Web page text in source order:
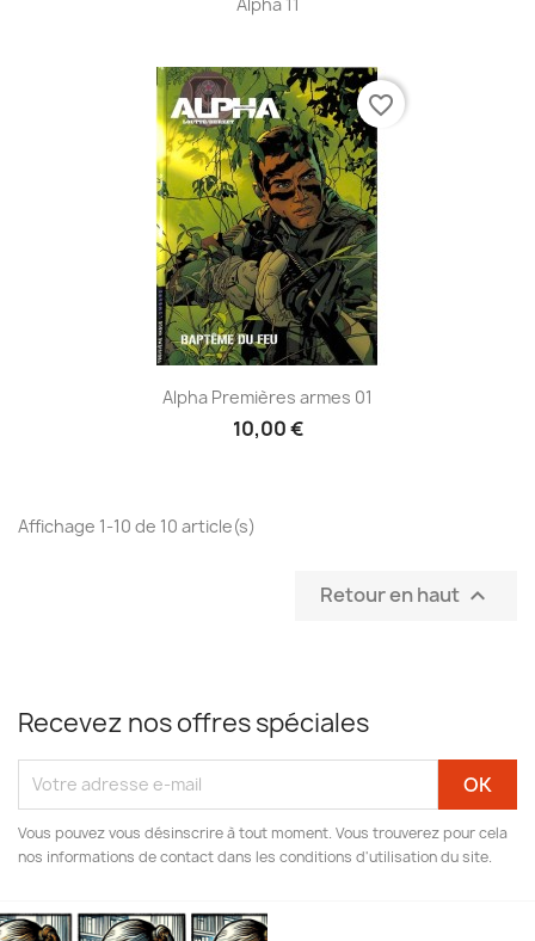
Alpha Premières armes 01
10,00 €
favorite_border
Affichage 1-10 de 10 article(s)
Retour en haut 
Recevez nos offres spéciales
Vous pouvez vous désinscrire à tout moment. Vous trouverez pour cela
nos informations de contact dans les conditions d'utilisation du site.